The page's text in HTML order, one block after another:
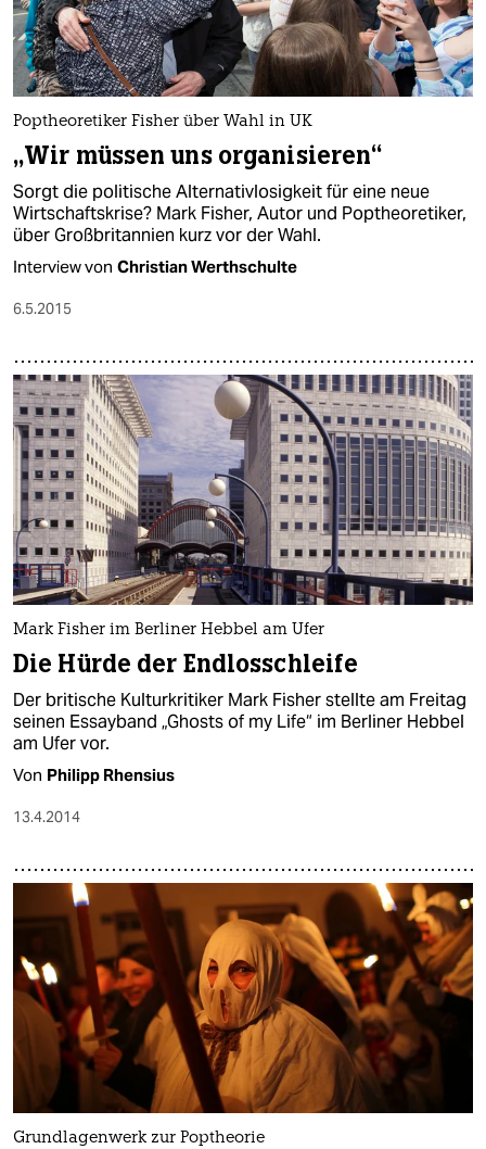
Poptheoretiker Fisher über Wahl in UK
„Wir müssen uns organisieren“
Sorgt die politische Alternativlosigkeit für eine neue
Wirtschaftskrise? Mark Fisher, Autor und Poptheoretiker,
über Großbritannien kurz vor der Wahl.
Interview von Christian Werthschulte
6.5.2015
Mark Fisher im Berliner Hebbel am Ufer
Die Hürde der Endlosschleife
Der britische Kulturkritiker Mark Fisher stellte am Freitag
seinen Essayband „Ghosts of my Life“ im Berliner Hebbel
am Ufer vor.
Von Philipp Rhensius
13.4.2014
Grundlagenwerk zur Poptheorie